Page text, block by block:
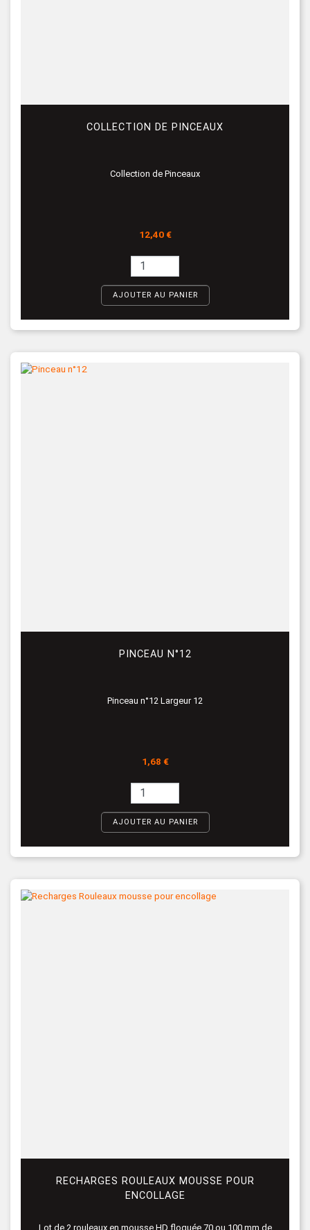
COLLECTION DE PINCEAUX
Collection de Pinceaux
Prix
12,40 €
AJOUTER AU PANIER
PINCEAU N°12
Pinceau n°12 Largeur 12
Prix
1,68 €
AJOUTER AU PANIER
RECHARGES ROULEAUX MOUSSE POUR
ENCOLLAGE
Lot de 2 rouleaux en mousse HD floquée 70 ou 100 mm de